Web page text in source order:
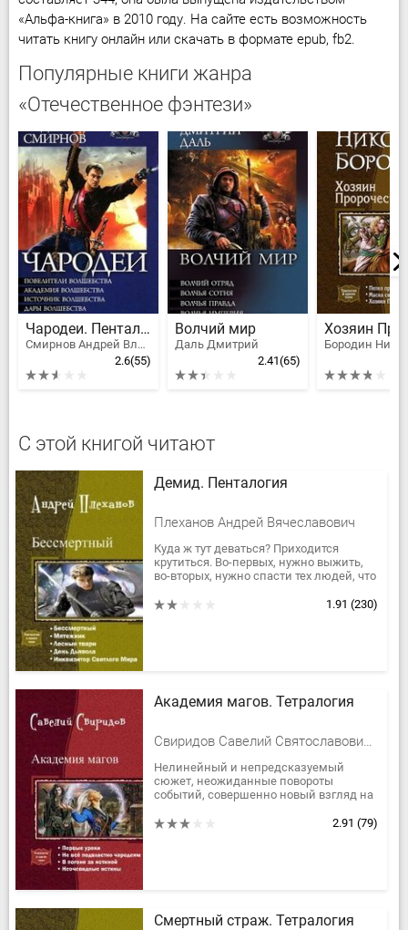
«Альфа-книга» в 2010 году. На сайте есть возможность
читать книгу онлайн или скачать в формате epub, fb2.
Популярные книги жанра
«Отечественное фэнтези»
Чародеи. Пенталогия
Смирнов Андрей Владимирович
2.6(55)
Волчий мир
Даль Дмитрий
2.41(65)
С этой книгой читают
Демид. Пенталогия
Плеханов Андрей Вячеславович
Куда ж тут деваться? Приходится
крутиться. Во-первых, нужно выжить,
во-вторых, нужно спасти тех людей, что
выбраться из трясины,...
1.91 (230)
Академия магов. Тетралогия
Свиридов Савелий Святославович Один Андрей
Нелинейный и непредсказуемый
сюжет, неожиданные повороты
событий, совершенно новый взгляд на
сущности и понятия в фэнтезийном
2.91 (79)
Смертный страж. Тетралогия